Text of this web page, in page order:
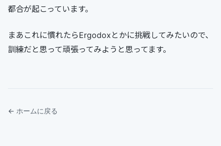
都合が起こっています。
まあこれに慣れたらErgodoxとかに挑戦してみたいので、
訓練だと思って頑張ってみようと思ってます。
← ホームに戻る